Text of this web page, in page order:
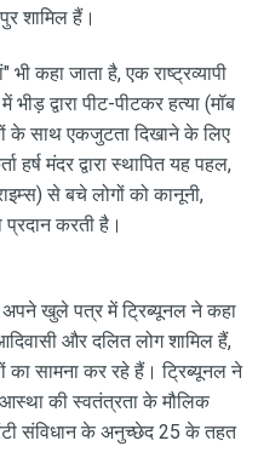
शामिल हैं।
भी कहा जाता है, एक राष्ट्रव्यापी
द्वारा पीट-पीटकर हत्या (मॉब
के साथ एकजुटता दिखाने के लिए
हर्ष मंदर द्वारा स्थापित यह पहल,
से बचे लोगों को कानूनी,
करती है।
खुले पत्र में ट्रिब्यूनल ने कहा
और दलित लोग शामिल हैं,
का सामना कर रहे हैं। ट्रिब्यूनल ने
की स्वतंत्रता के मौलिक
संविधान के अनुच्छेद 25 के तहत